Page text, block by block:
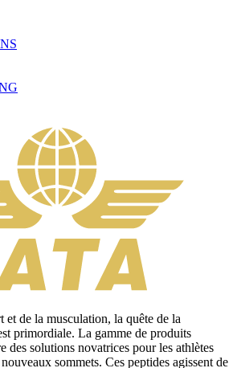
et de la musculation, la quête de la
primordiale. La gamme de produits
des solutions novatrices pour les athlètes
sommets. Ces peptides agissent de